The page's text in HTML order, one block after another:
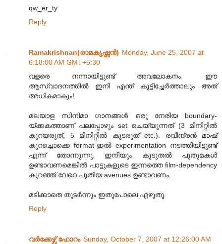
qw_er_ty
Reply
Ramakrishnan(രാമകൃഷ്ണന്‍‌) Monday, June 25, 2007 at
6:18:00 AM GMT+5:30
വളരെ നന്നായിട്ടുണ്ട് അവലോകനം. ഈ
ആസ്വാദനത്തില്‍ ഇനി എന്ത് കൂട്ടിച്ചേര്‍ത്താലും അത്
അധികമാകും!
മലയാള സിനിമാ ഗാനങ്ങള്‍ ഒരു നേരിയ boundary-
യ്ക്കകത്താണ് പലപ്പോഴും set ചെയ്യുന്നത് (3 മിനിറ്റില്‍
കുറയരുത്, 5 മിനിറ്റില്‍ കൂടരുത് etc.). രവീന്ദ്രന്‍ മാഷ്
കുറച്ചൊക്കെ format-ഇല്‍ experimentation നടത്തിയിട്ടുണ്ട്
എന്ന് തോന്നുന്നു. ഇനിയും കൂടുതല്‍ പുതുമകള്‍
ഉണ്ടാവണമെങ്കില്‍ പാട്ടുകളുടെ ഇന്നത്തെ film-dependency
കുറഞ്ഞ് വേറെ പുതിയ avenues ഉണ്ടാവണം.
മടിക്കാതെ തുടര്‍ന്നും ഇതുപോലെ എഴുതൂ.
Reply
വര്‍ക്കേഴ്സ് ഫോറം Sunday, October 7, 2007 at 12:26:00 AM